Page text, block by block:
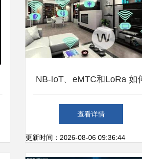
NB-IoT、eMTC和LoRa 如
在物联网领域与WiFi、蓝牙
Zigbee抗衡？
查看详情
更新时间：2026-08-06 09:36:44